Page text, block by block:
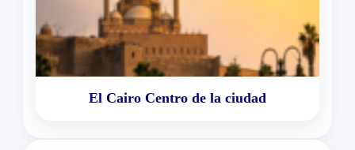
El Cairo Centro de la ciudad